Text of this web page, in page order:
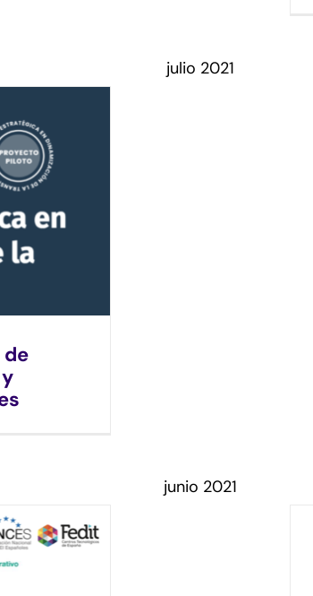
julio 2021
de
junio 2021